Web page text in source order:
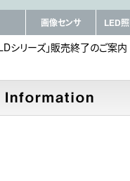
画像センサ LED照
シリーズ」販売終了のご案内